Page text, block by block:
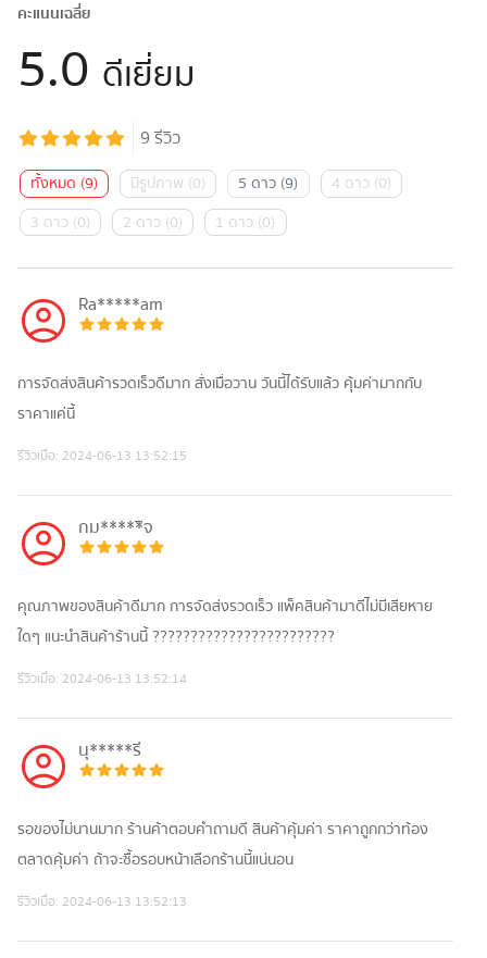
คะแนนเฉลี่ย
5.0 ดีเยี่ยม
9รีวิว
ทั้งหมด (9) มีรูปภาพ (0) 5 ดาว (9) 4 ดาว (0)
3 ดาว (0) 2 ดาว (0) 1 ดาว (0)
Ra*****am
การจัดส่งสินค้ารวดเร็วดีมาก สั่งเมื่อวาน วันนี้ได้รับแล้ว คุ้มค่ามากกับ
ราคาแค่นี้
รีวิวเมื่อ: 2024-06-13 13:52:15
กม*****ิจ
คุณภาพของสินค้าดีมาก การจัดส่งรวดเร็ว แพ็คสินค้ามาดีไม่มีเสียหาย
ใดๆ แนะนำสินค้าร้านนี้ ????????????????????????
รีวิวเมื่อ: 2024-06-13 13:52:14
นุ*****รี
รอของไม่นานมาก ร้านค้าตอบคำถามดี สินค้าคุ้มค่า ราคาถูกกว่าท้อง
ตลาดคุ้มค่า ถ้าจะซื้อรอบหน้าเลือกร้านนี้แน่นอน
รีวิวเมื่อ: 2024-06-13 13:52:13